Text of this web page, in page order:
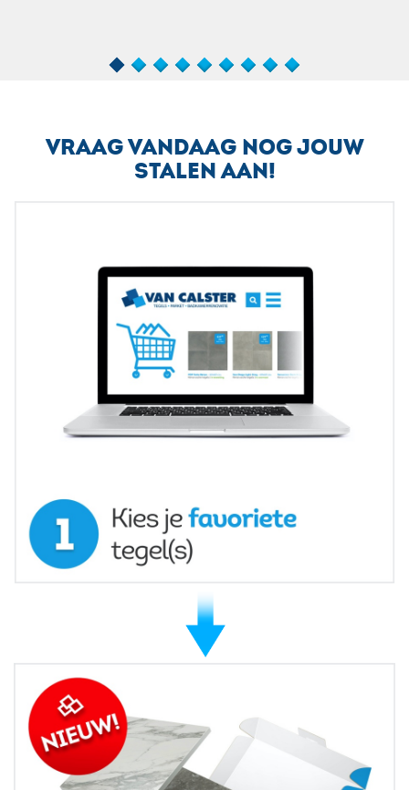
VRAAG VANDAAG NOG JOUW
STALEN AAN!